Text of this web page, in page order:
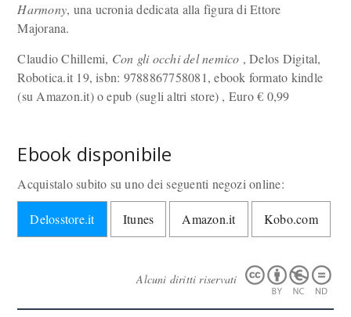
Harmony, una ucronia dedicata alla figura di Ettore
Majorana.
Claudio Chillemi, Con gli occhi del nemico , Delos Digital,
Robotica.it 19, isbn: 9788867758081, ebook formato kindle
(su Amazon.it) o epub (sugli altri store) , Euro€ 0,99
Ebook disponibile
Acquistalo subito su uno dei seguenti negozi online:
Delosstore.it Itunes Amazon.it Kobo.com
Alcuni diritti riservati